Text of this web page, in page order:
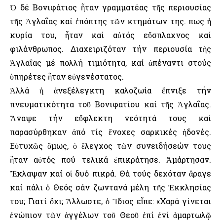
Ὁ δέ Βονιφάτιος ἦταν γραμματέας τῆς περιουσίας
τῆς Ἀγλαΐας καί ἐπόπτης τῶν κτημάτων της. Ὅπως ἡ
κυρία του, ἦταν καί αὐτός εὔσπλαχνος καί
φιλάνθρωπος. Διαχειριζόταν τήν περιουσία τῆς
Ἀγλαΐας μέ πολλή τιμιότητα, καί ἀπέναντι στούς
ὑπηρέτες ἦταν εὐγενέστατος.
Ἀλλά ἡ ἀνεξέλεγκτη καλοζωία ἔπνιξε τήν
πνευματικότητα τοῦ Βονιφατίου καί τῆς Ἀγλαΐας.
Ἄναψε τήν εὔφλεκτη νεότητά τους καί
παρασύρθηκαν ἀπό τίς ἔνοχες σαρκικές ἡδονές.
Εὐτυχῶς ὅμως, ὁ ἔλεγχος τῶν συνειδήσεών τους
ἦταν αὐτός πού τελικά ἐπικράτησε. Ἁμάρτησαν.
Ἔκλαψαν καί οἱ δυό πικρά. Θά τούς δεχόταν ἄραγε
καί πάλι ὁ Θεός σάν ζωντανά μέλη τῆς Ἐκκλησίας
του; Γιατί ὄχι; Ἄλλωστε, ὁ Ἴδιος εἶπε: «Χαρά γίνεται
ἐνώπιον τῶν ἀγγέλων τοῦ Θεοῦ ἐπί ἐνί ἁμαρτωλῷ